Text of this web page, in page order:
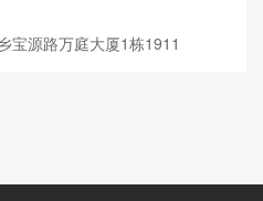
宝源路万庭大厦1栋1911